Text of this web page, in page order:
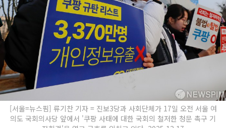
[서울=뉴스핌] 류기찬 기자 = 진보3당과 사회단체가 17일 오전 서울 여
의도 국회의사당 앞에서 '쿠팡 사태에 대한 국회의 철저한 청문 촉구 기